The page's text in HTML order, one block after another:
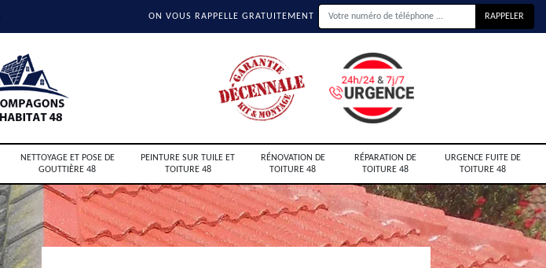
ON VOUS RAPPELLE GRATUITEMENT
NETTOYAGE ET POSE DE
GOUTTIÈRE 48
PEINTURE SUR TUILE ET
TOITURE 48
RÉNOVATION DE
TOITURE 48
RÉPARATION DE
TOITURE 48
URGENCE FUITE DE
TOITURE 48